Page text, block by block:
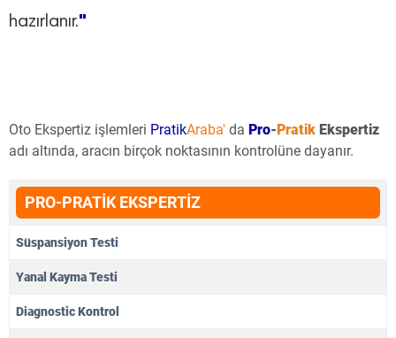
hazırlanır."
Oto Ekspertiz işlemleri PratikAraba' da Pro-Pratik Ekspertiz
adı altında, aracın birçok noktasının kontrolüne dayanır.
PRO-PRATİK EKSPERTİZ
Süspansiyon Testi
Yanal Kayma Testi
Diagnostic Kontrol